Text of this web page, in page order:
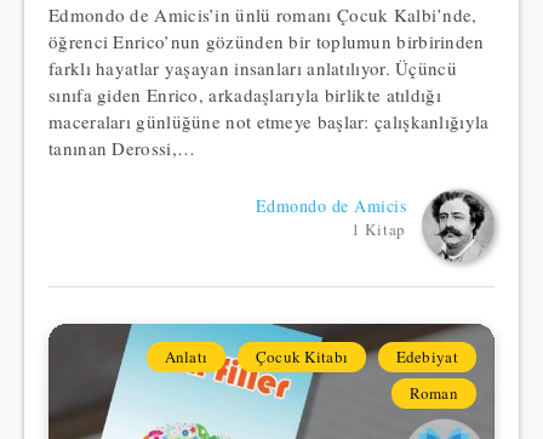
Edmondo de Amicis’in ünlü romanı Çocuk Kalbi’nde,
öğrenci Enrico’nun gözünden bir toplumun birbirinden
farklı hayatlar yaşayan insanları anlatılıyor. Üçüncü
sınıfa giden Enrico, arkadaşlarıyla birlikte atıldığı
maceraları günlüğüne not etmeye başlar: çalışkanlığıyla
tanınan Derossi,…
Edmondo de Amicis
1 Kitap
Anlatı Çocuk Kitabı
Edebiyat
Roman